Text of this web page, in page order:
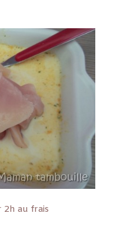
au frais